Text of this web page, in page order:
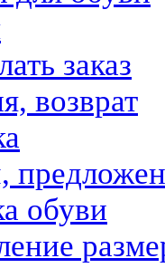
заказ
возврат
обуви